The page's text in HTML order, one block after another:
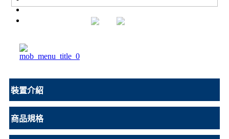
汽化滲透分離(PV/VP)
電透析過濾(ED)
設備實績
應用領域
裝置介紹
商品規格